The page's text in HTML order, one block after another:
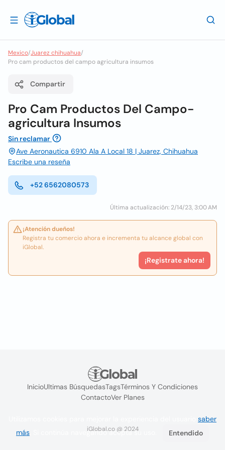
Mexico/Juarez chihuahua/
Pro cam productos del campo agricultura insumos
Compartir
Pro Cam Productos Del Campo-
agricultura Insumos
Sin reclamar
Ave Aeronautica 6910 Ala A Local 18 | Juarez, Chihuahua
Escribe una reseña
+52 6562080573
Última actualización: 2/14/23, 3:00 AM
¡Atención dueños!
Registra tu comercio ahora e incrementa tu alcance global con
iGlobal.
¡Registrate ahora!
InicioUltimas BúsquedasTagsTérminos Y Condiciones
ContactoVer Planes
iGlobal.co @ 2024
saber
más . Si continúa navegando acepta su uso. Entendido